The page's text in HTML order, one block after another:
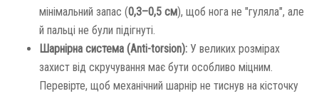
мінімальний запас (0,3–0,5 см), щоб нога не "гуляла", але
й пальці не були підігнуті.
Шарнірна система (Anti-torsion): У великих розмірах
захист від скручування має бути особливо міцним.
Перевірте, щоб механічний шарнір не тиснув на кісточку